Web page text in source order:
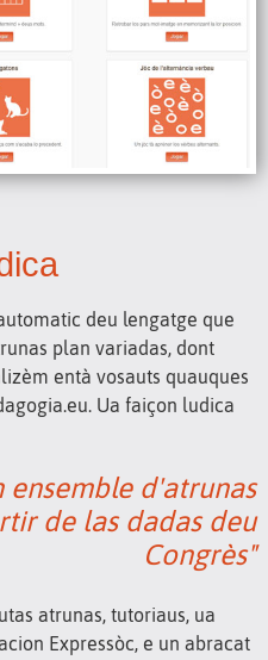
deu lengatge que
plan variadas, dont
entà vosauts quauques
Ua faiçon ludica
ensemble d'atrunas
de las dadas deu
Congrès"
atrunas, tutoriaus, ua
Expressòc, e un abracat